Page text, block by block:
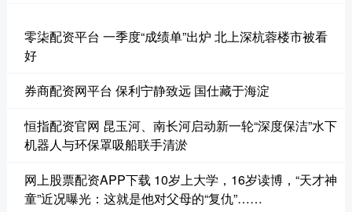
零柒配资平台 一季度“成绩单”出炉 北上深杭蓉楼市被看
好
券商配资网平台 保利宁静致远 国仕藏于海淀
恒指配资官网 昆玉河、南长河启动新一轮“深度保洁”水下
机器人与环保罩吸船联手清淤
网上股票配资APP下载 10岁上大学，16岁读博，“天才神
童”近况曝光：这就是他对父母的“复仇”……